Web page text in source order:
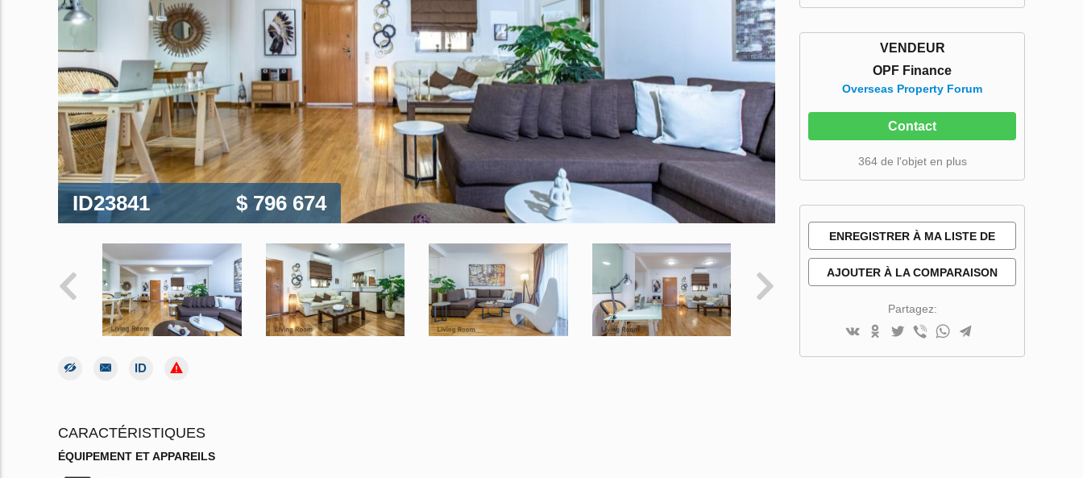
ID23841 $ 796 674
CARACTÉRISTIQUES
ÉQUIPEMENT ET APPAREILS
VENDEUR
OPF Finance
Overseas Property Forum
Contact
364 de l'objet en plus
ENREGISTRER À MA LISTE DE
SOUHAITS
AJOUTER À LA COMPARAISON
Partagez: